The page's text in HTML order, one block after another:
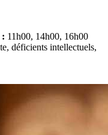
: 11h00, 14h00, 16h00
déficients intellectuels,